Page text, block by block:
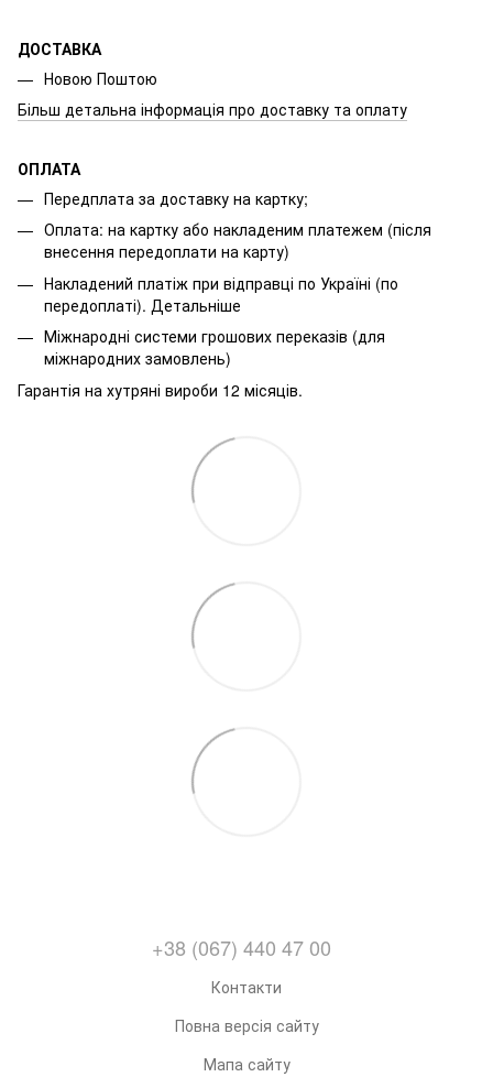
ДОСТАВКА
Новою Поштою
Більш детальна інформація про доставку та оплату
ОПЛАТА
Передплата за доставку на картку;
Оплата: на картку або накладеним платежем (після
внесення передоплати на карту)
Накладений платіж при відправці по Україні (по
передоплаті). Детальніше
Міжнародні системи грошових переказів (для
міжнародних замовлень)
Гарантія на хутряні вироби 12 місяців.
+38 (067) 440 47 00
Контакти
Повна версія сайту
Мапа сайту